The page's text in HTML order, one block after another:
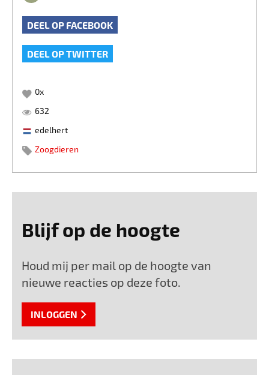
DEEL OP FACEBOOK
DEEL OP TWITTER
0x
632
edelhert
Zoogdieren
Blijf op de hoogte
Houd mij per mail op de hoogte van
nieuwe reacties op deze foto.
INLOGGEN